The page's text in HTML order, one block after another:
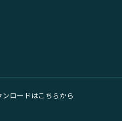
ロードはこちらから